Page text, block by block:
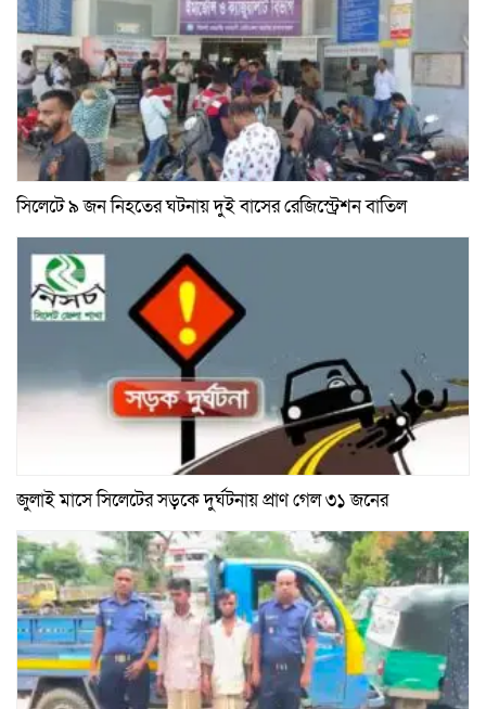
সিলেটে ৯ জন নিহতের ঘটনায় দুই বাসের রেজিস্ট্রেশন বাতিল
জুলাই মাসে সিলেটের সড়কে দুর্ঘটনায় প্রাণ গেল ৩১ জনের